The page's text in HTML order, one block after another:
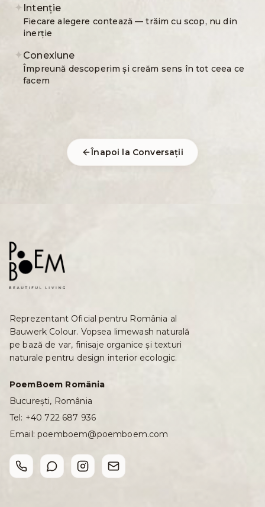
✦ Intenție
Fiecare alegere contează — trăim cu scop, nu din
inerție
✦ Conexiune
Împreună descoperim și creăm sens în tot ceea ce
facem
Înapoi la Conversații
Reprezentant Oficial pentru România al
Bauwerk Colour. Vopsea limewash naturală
pe bază de var, finisaje organice și texturi
naturale pentru design interior ecologic.
PoemBoem România
București, România
Tel: +40 722 687 936
Email:poemboem@poemboem.com